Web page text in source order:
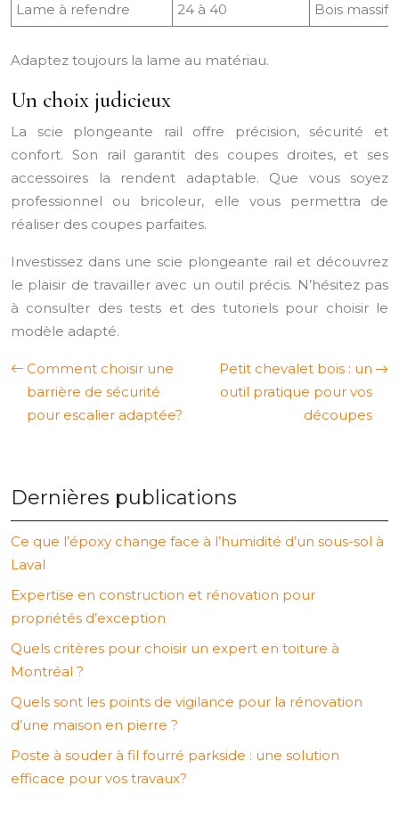
Lame à refendre
24 à 40 Bois massif
Adaptez toujours la lame au matériau.
Un choix judicieux
La scie plongeante rail offre précision, sécurité et
confort. Son rail garantit des coupes droites, et ses
accessoires la rendent adaptable. Que vous soyez
professionnel ou bricoleur, elle vous permettra de
réaliser des coupes parfaites.
Investissez dans une scie plongeante rail et découvrez
le plaisir de travailler avec un outil précis. N’hésitez pas
à consulter des tests et des tutoriels pour choisir le
modèle adapté.
Comment choisir une
barrière de sécurité
pour escalier adaptée?
Petit chevalet bois : un
outil pratique pour vos
découpes
Dernières publications
Ce que l’époxy change face à l’humidité d’un sous-sol à
Laval
Expertise en construction et rénovation pour
propriétés d’exception
Quels critères pour choisir un expert en toiture à
Montréal ?
Quels sont les points de vigilance pour la rénovation
d’une maison en pierre ?
Poste à souder à fil fourré parkside : une solution
efficace pour vos travaux?